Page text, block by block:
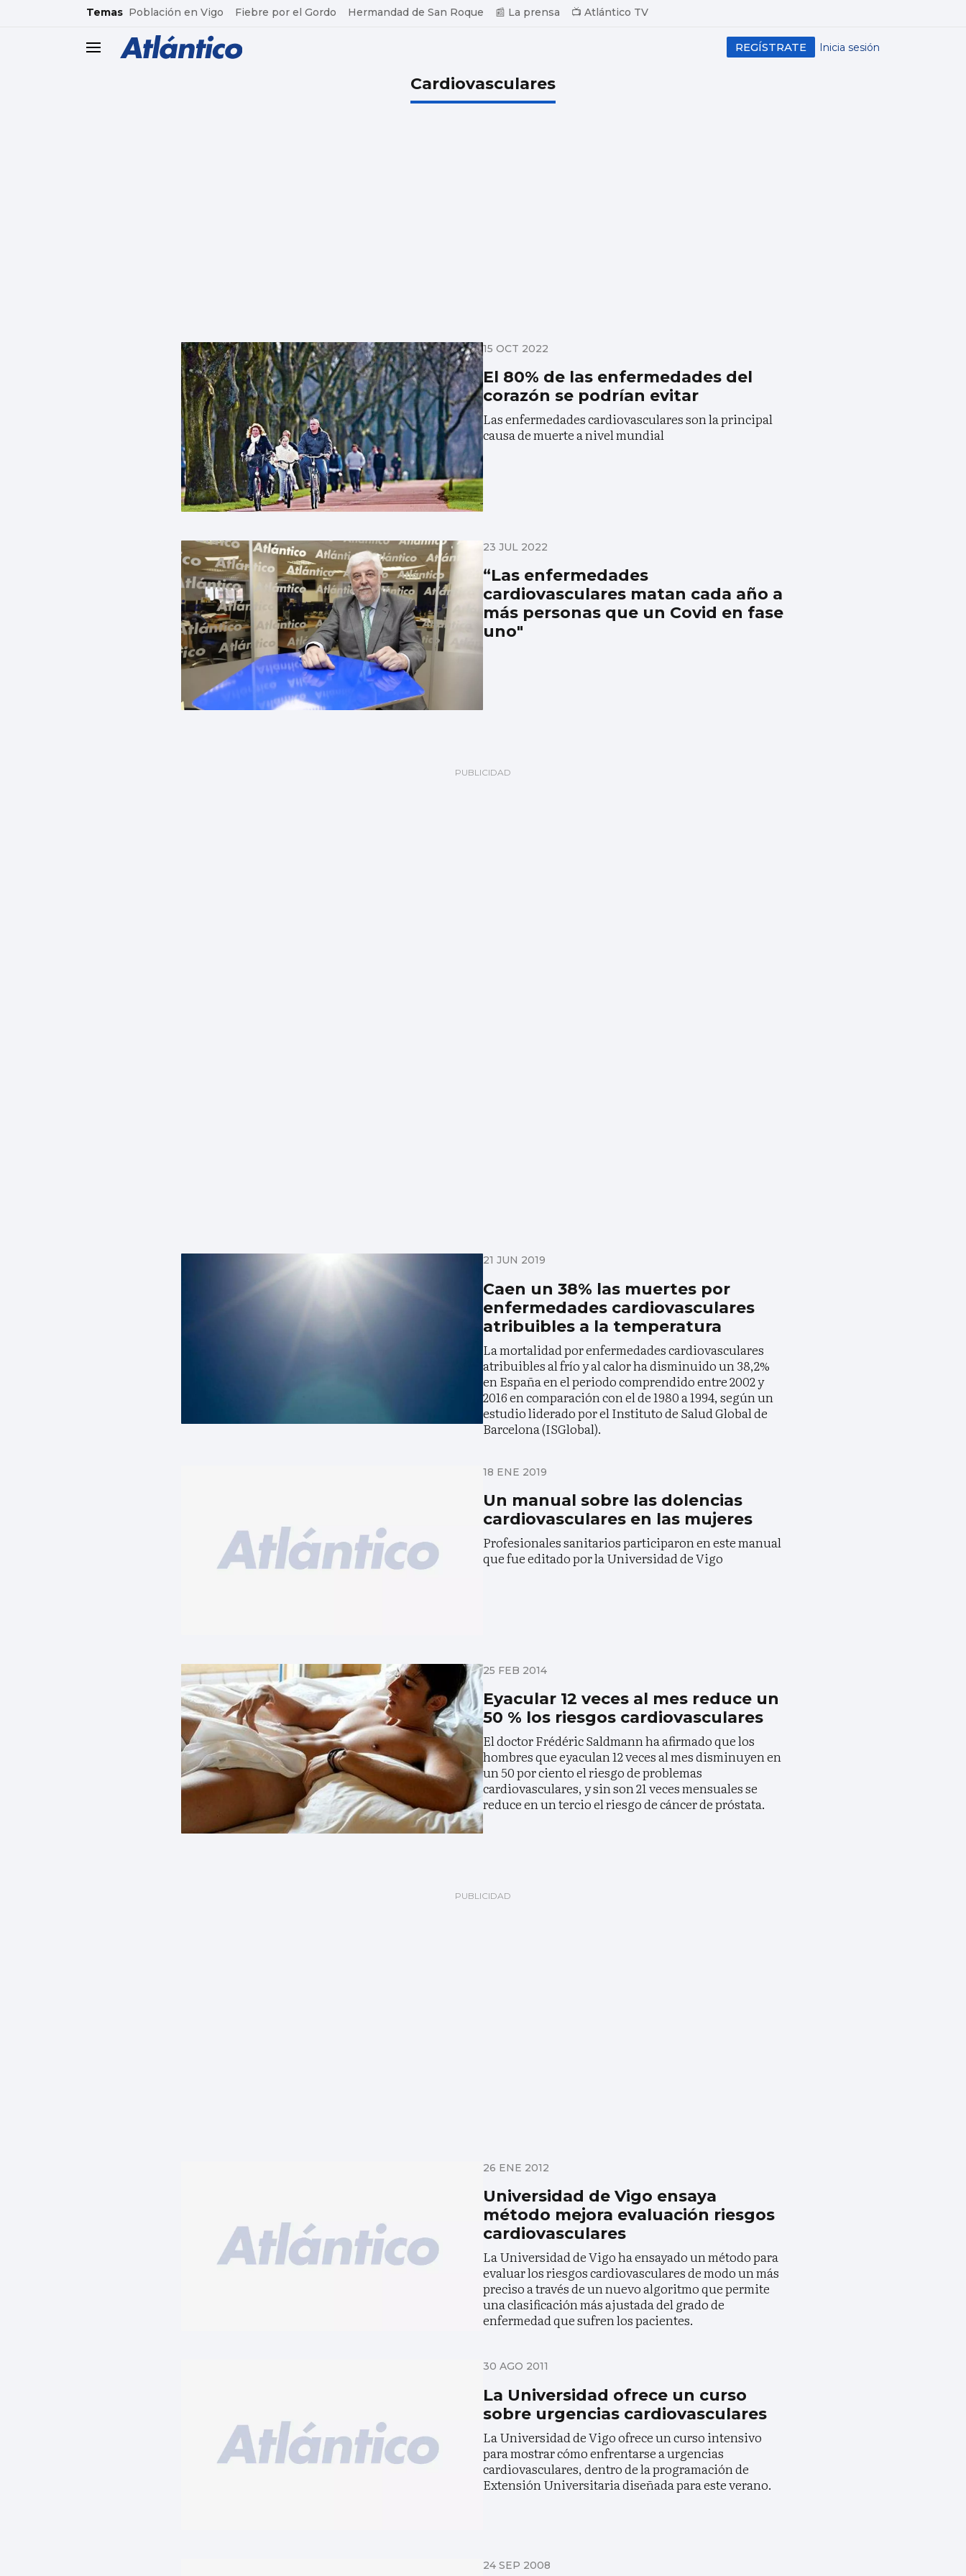
common.go-to-content
Temas Población en Vigo Fiebre por el Gordo Hermandad de San Roque 📰 La prensa 📺 Atlántico TV
header.menu.open Inicia sesión
REGÍSTRATE
Cardiovasculares
15 OCT 2022
El 80% de las enfermedades del
corazón se podrían evitar
Las enfermedades cardiovasculares son la principal
causa de muerte a nivel mundial
23 JUL 2022
“Las enfermedades
cardiovasculares matan cada año a
más personas que un Covid en fase
uno"
21 JUN 2019
Caen un 38% las muertes por
enfermedades cardiovasculares
atribuibles a la temperatura
La mortalidad por enfermedades cardiovasculares
atribuibles al frío y al calor ha disminuido un 38,2%
en España en el periodo comprendido entre 2002 y
2016 en comparación con el de 1980 a 1994, según un
estudio liderado por el Instituto de Salud Global de
Barcelona (ISGlobal).
18 ENE 2019
Un manual sobre las dolencias
cardiovasculares en las mujeres
Profesionales sanitarios participaron en este manual
que fue editado por la Universidad de Vigo
25 FEB 2014
Eyacular 12 veces al mes reduce un
50 % los riesgos cardiovasculares
El doctor Frédéric Saldmann ha afirmado que los
hombres que eyaculan 12 veces al mes disminuyen en
un 50 por ciento el riesgo de problemas
cardiovasculares, y sin son 21 veces mensuales se
reduce en un tercio el riesgo de cáncer de próstata.
26 ENE 2012
Universidad de Vigo ensaya
método mejora evaluación riesgos
cardiovasculares
La Universidad de Vigo ha ensayado un método para
evaluar los riesgos cardiovasculares de modo un más
preciso a través de un nuevo algoritmo que permite
una clasificación más ajustada del grado de
enfermedad que sufren los pacientes.
30 AGO 2011
La Universidad ofrece un curso
sobre urgencias cardiovasculares
La Universidad de Vigo ofrece un curso intensivo
para mostrar cómo enfrentarse a urgencias
cardiovasculares, dentro de la programación de
Extensión Universitaria diseñada para este verano.
24 SEP 2008